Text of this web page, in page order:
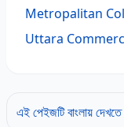
Metropalitan
Uttara
এই পেইজটি বাংলায়